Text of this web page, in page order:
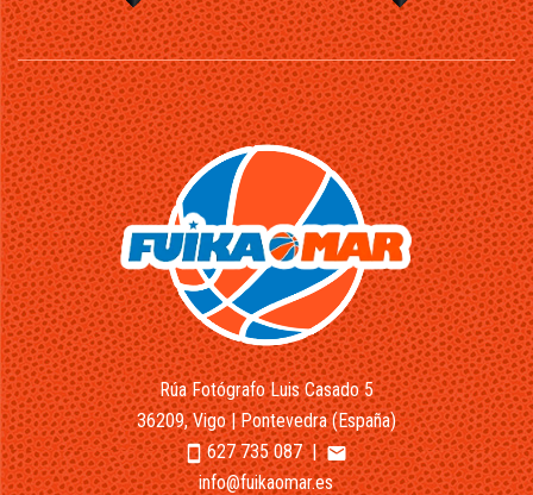
Rúa Fotógrafo Luis Casado 5
36209, Vigo | Pontevedra (España)
smartphone627 735 087|email
info@fuikaomar.es